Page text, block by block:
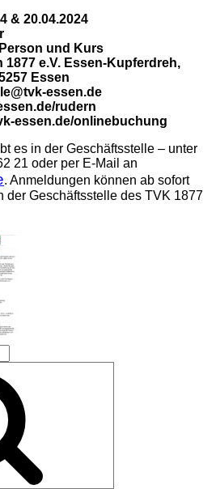
& 20.04.2024
und Kurs
1877 e.V. Essen-Kupferdreh,
Essen
essen.de
rudern
essen.de/onlinebuchung
es in der Geschäftsstelle – unter
21 oder per E-Mail an
. Anmeldungen können ab sofort
der Geschäftsstelle des TVK 1877